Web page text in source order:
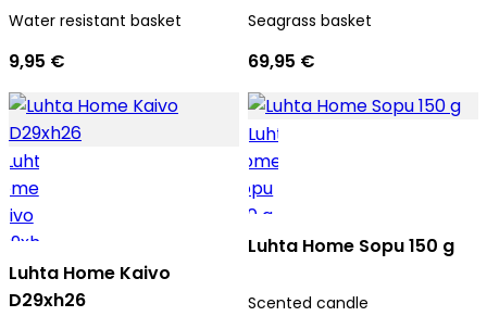
Water resistant basket
9,95 €
Seagrass basket
69,95 €
Luhta Home Kaivo
D29xh26
Luhta Home Sopu 150 g
Scented candle